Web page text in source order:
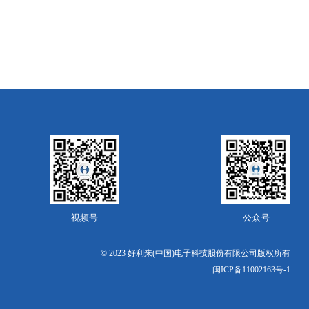
视频号 公众号
© 2023 好利来(中国)电子科技股份有限公司版权所有
闽ICP备11002163号-1